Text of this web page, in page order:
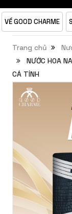
VỀ GOOD CHARME
Trang chủ
NƯỚC HOA
CÁ TÍNH